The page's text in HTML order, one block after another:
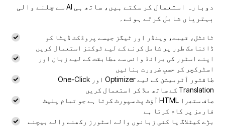
دوبارہ استعمال کر سکتے ہیں، ساتھ ہی AI سے چلنے والی
بہتریاں شامل کرتے ہوئے۔
ٹائٹل، قیمت، وینڈر اور ٹیگز جیسے پروڈکٹ ڈیٹا کو
ڈائنامک طور پر شامل کرنے کے لیے ٹوکنز استعمال کریں
اپنے اسٹور کی برانڈ وائس سے مطابقت کے لیے زبان اور
اسٹرکچر کو حسبِ ضرورت بنائیں
طاقتور آٹومیشن کے لیے Optimizer اور One-Click
Translation کے ساتھ ملا کر استعمال کریں
صاف ستھرا HTML آؤٹ پٹ سپورٹ کرتا ہے جو تمام پلیٹ
فارمز پر کام کرتا ہے
بڑے کیٹلاگ یا کئی زبانوں والے اسٹورز رکھنے والے بیچنے